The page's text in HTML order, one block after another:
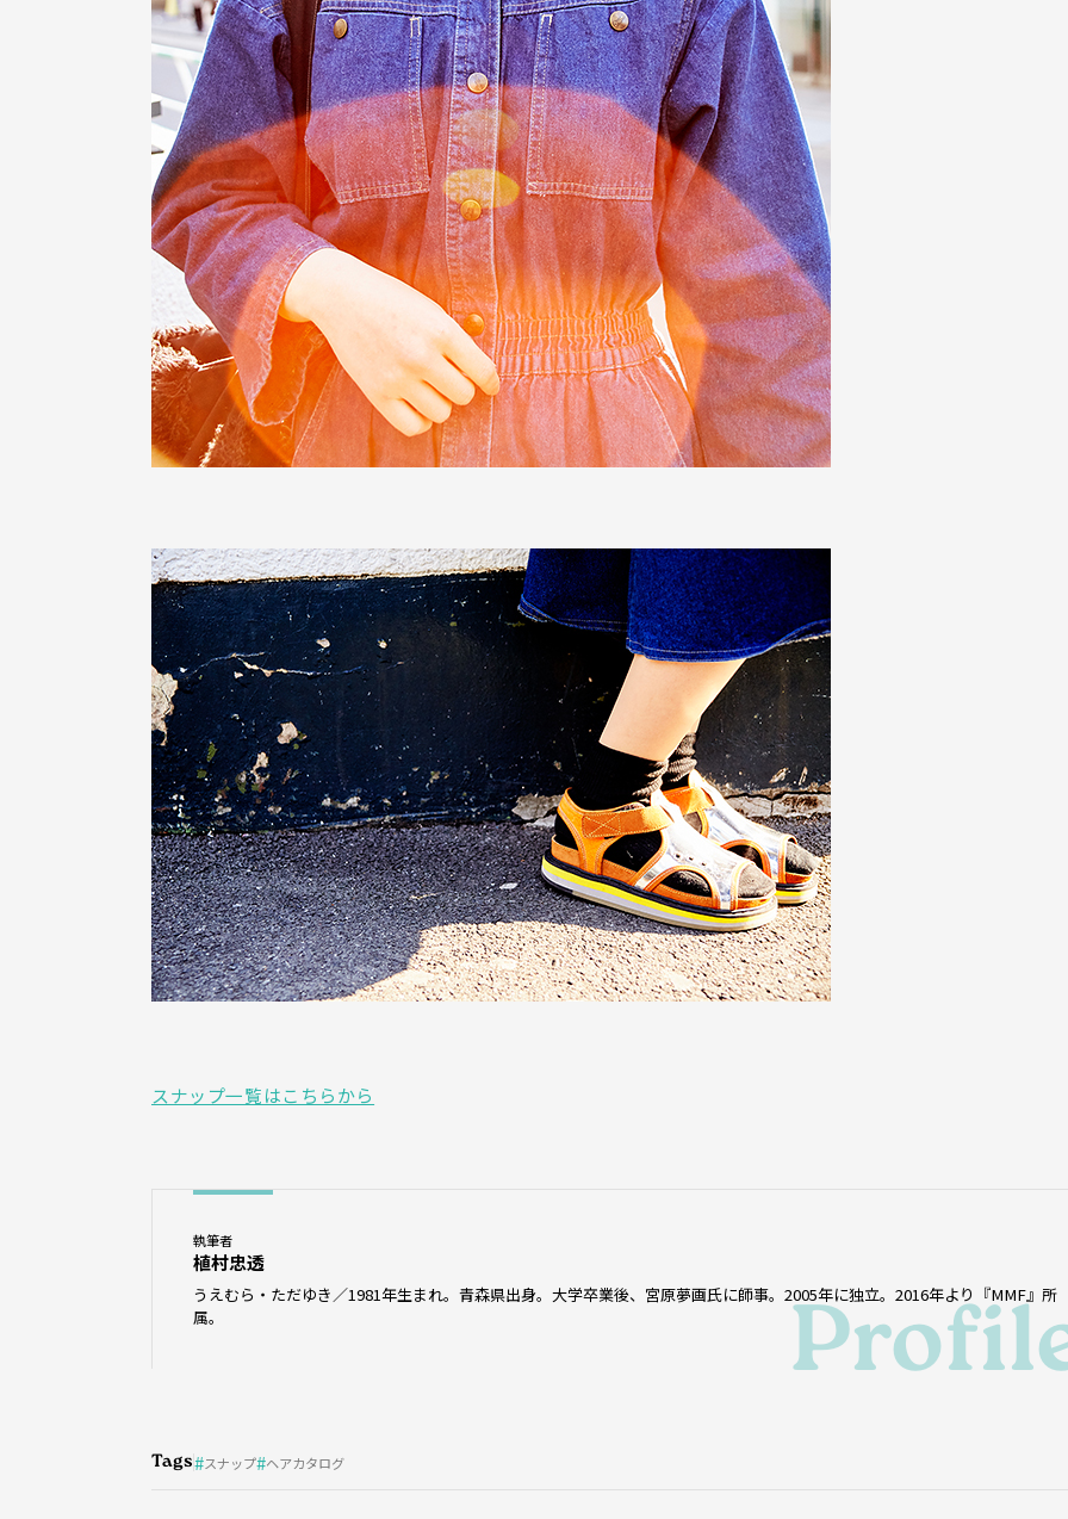
スナップ一覧はこちらから
執筆者
植村忠透
うえむら・ただゆき／1981年生まれ。青森県出身。大学卒業後、宮原夢画氏に師事。2005年に独立。2016年より『MMF』所
属。
Tags スナップ ヘアカタログ